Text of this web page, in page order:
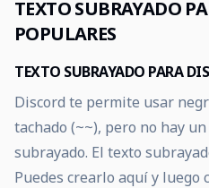
TEXTO SUBRAYADO
POPULARES
TEXTO SUBRAYADO PARA
Discord te permite usar
tachado (~~), pero no hay
subrayado. El texto
Puedes crearlo aquí y luego